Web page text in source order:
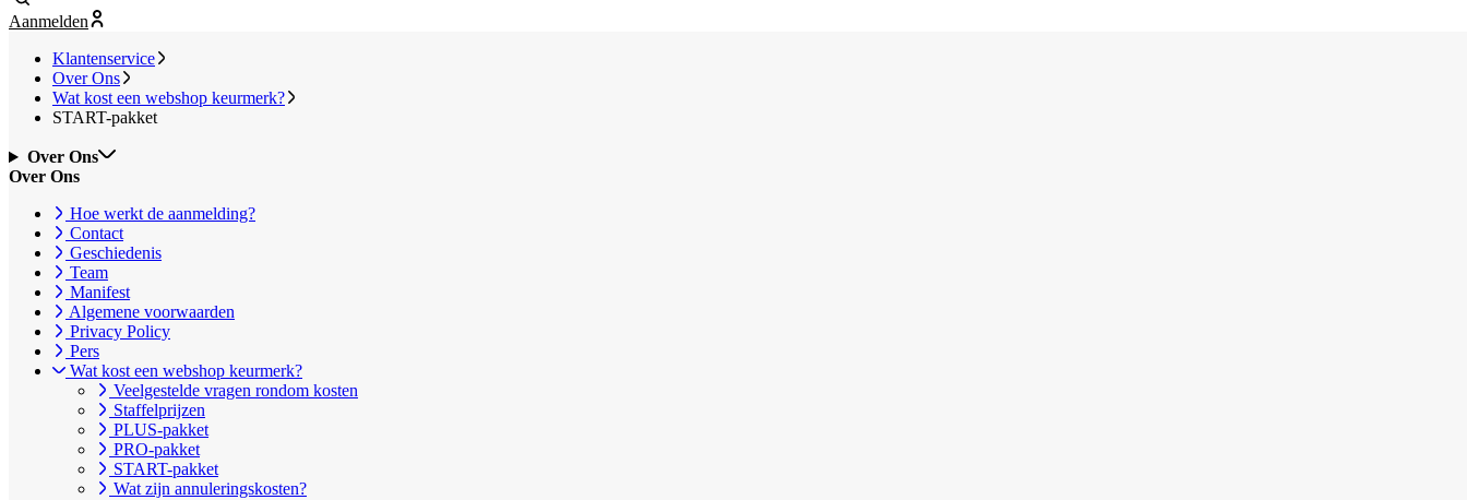
Aanmelden
Klantenservice
Over Ons
Wat kost een webshop keurmerk?
START-pakket
Over Ons
Over Ons
Hoe werkt de aanmelding?
Contact
Geschiedenis
Team
Manifest
Algemene voorwaarden
Privacy Policy
Pers
Wat kost een webshop keurmerk?
Veelgestelde vragen rondom kosten
Staffelprijzen
PLUS-pakket
PRO-pakket
START-pakket
Wat zijn annuleringskosten?